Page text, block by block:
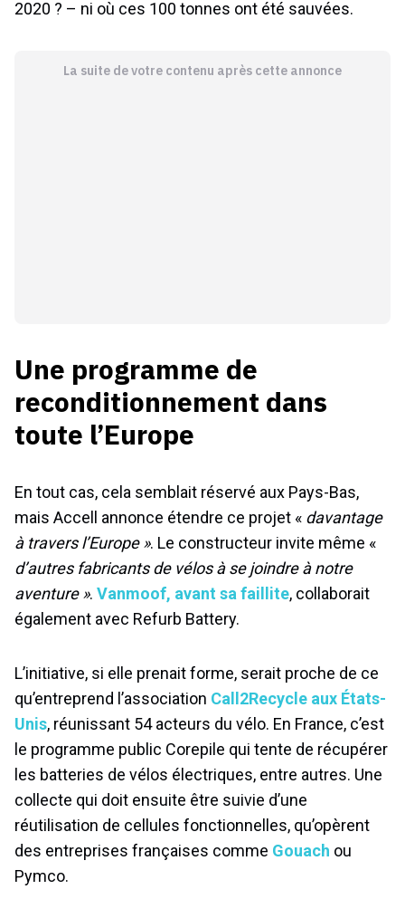
2020 ? – ni où ces 100 tonnes ont été sauvées.
La suite de votre contenu après cette annonce
Une programme de
reconditionnement dans
toute l’Europe
En tout cas, cela semblait réservé aux Pays-Bas,
mais Accell annonce étendre ce projet « davantage
à travers l’Europe ». Le constructeur invite même «
d’autres fabricants de vélos à se joindre à notre
aventure ». Vanmoof, avant sa faillite, collaborait
également avec Refurb Battery.
L’initiative, si elle prenait forme, serait proche de ce
qu’entreprend l’association Call2Recycle aux États-
Unis, réunissant 54 acteurs du vélo. En France, c’est
le programme public Corepile qui tente de récupérer
les batteries de vélos électriques, entre autres. Une
collecte qui doit ensuite être suivie d’une
réutilisation de cellules fonctionnelles, qu’opèrent
des entreprises françaises comme Gouach ou
Pymco.